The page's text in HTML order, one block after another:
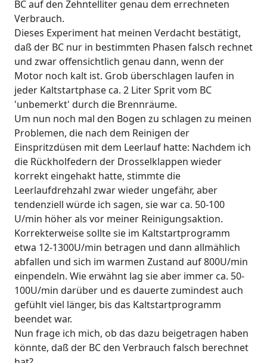
BC auf den Zehntelliter genau dem errechneten
Verbrauch.
Dieses Experiment hat meinen Verdacht bestätigt,
daß der BC nur in bestimmten Phasen falsch rechnet
und zwar offensichtlich genau dann, wenn der
Motor noch kalt ist. Grob überschlagen laufen in
jeder Kaltstartphase ca. 2 Liter Sprit vom BC
'unbemerkt' durch die Brennräume.
Um nun noch mal den Bogen zu schlagen zu meinen
Problemen, die nach dem Reinigen der
Einspritzdüsen mit dem Leerlauf hatte: Nachdem ich
die Rückholfedern der Drosselklappen wieder
korrekt eingehakt hatte, stimmte die
Leerlaufdrehzahl zwar wieder ungefähr, aber
tendenziell würde ich sagen, sie war ca. 50-100
U/min höher als vor meiner Reinigungsaktion.
Korrekterweise sollte sie im Kaltstartprogramm
etwa 12-1300U/min betragen und dann allmählich
abfallen und sich im warmen Zustand auf 800U/min
einpendeln. Wie erwähnt lag sie aber immer ca. 50-
100U/min darüber und es dauerte zumindest auch
gefühlt viel länger, bis das Kaltstartprogramm
beendet war.
Nun frage ich mich, ob das dazu beigetragen haben
könnte, daß der BC den Verbrauch falsch berechnet